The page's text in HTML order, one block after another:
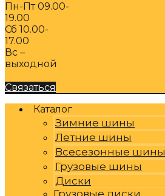
Пн-Пт 09.00-
19.00
Сб 10.00-
17.00
Вс –
выходной
Связаться
Каталог
Зимние шины
Летние шины
Всесезонные шины
Грузовые шины
Диски
Грузовые диски